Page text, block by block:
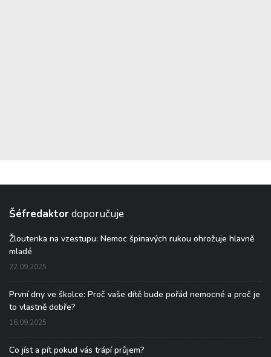
Šéfredaktordoporučuje
Žloutenka na vzestupu: Nemoc špinavých rukou ohrožuje hlavně
mladé
22.09.2025
První dny ve školce: Proč vaše dítě bude pořád nemocné a proč je
to vlastně dobře?
16.09.2025
Co jíst a pít pokud vás trápí průjem?